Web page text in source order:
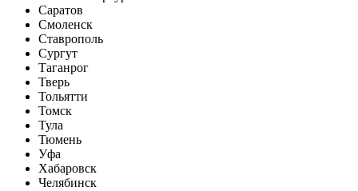
Саратов
Смоленск
Ставрополь
Сургут
Таганрог
Тверь
Тольятти
Томск
Тула
Тюмень
Уфа
Хабаровск
Челябинск